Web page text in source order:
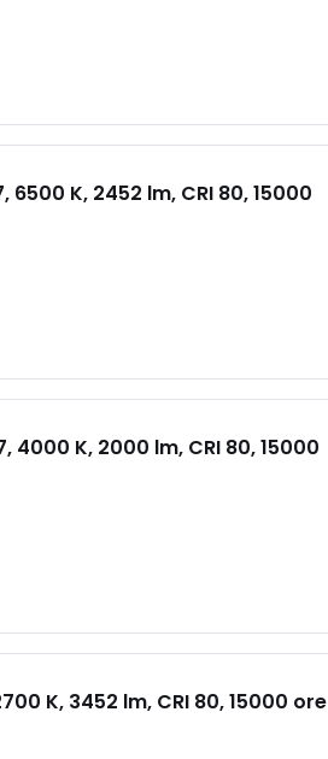
6500 K, 2452 lm, CRI 80, 15000
4000 K, 2000 lm, CRI 80, 15000
K, 3452 lm, CRI 80, 15000 ore